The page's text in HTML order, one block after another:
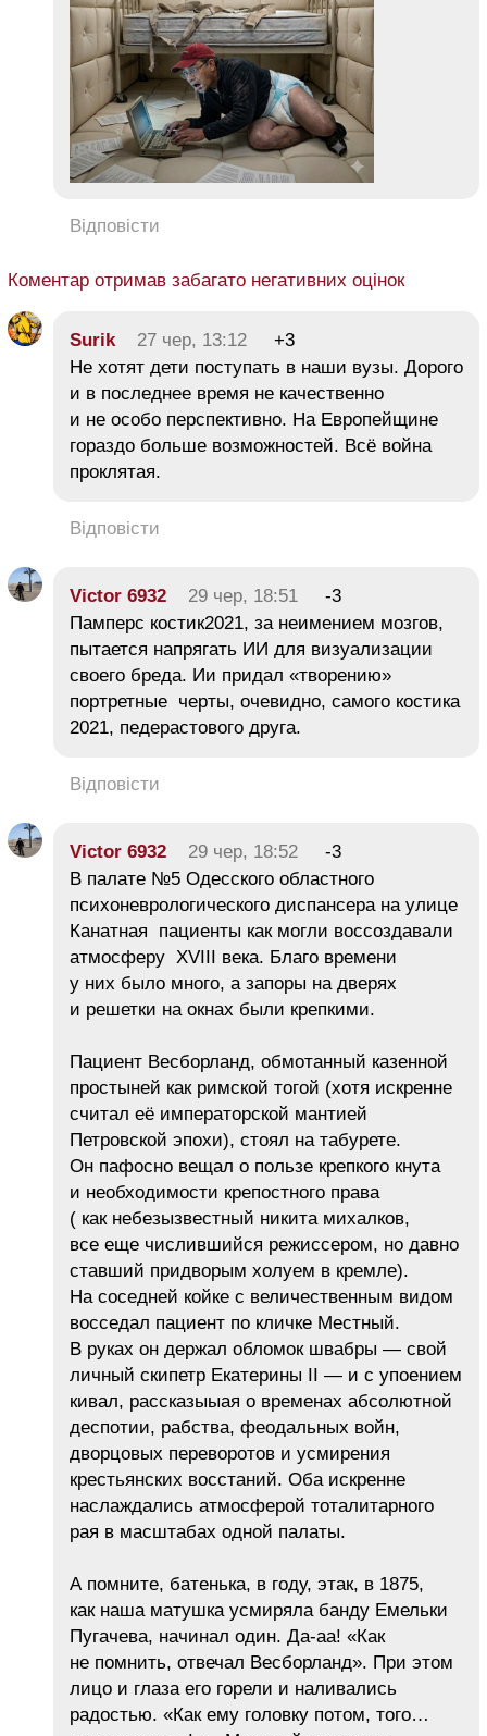
Відповісти
Коментар отримав забагато негативних оцінок
Surik 27 чер, 13:12
+3
Не хотят дети поступать в наши вузы. Дорого
и в последнее время не качественно
и не особо перспективно. На Европейщине
гораздо больше возможностей. Всё война
проклятая.
Відповісти
Victor 6932 29 чер, 18:51
-3
Памперс костик2021, за неимением мозгов,
пытается напрягать ИИ для визуализации
своего бреда. Ии придал «творению»
портретные черты, очевидно, самого костика
2021, педерастового друга.
Відповісти
Victor 6932 29 чер, 18:52
-3
В палате №5 Одесского областного
психоневрологического диспансера на улице
Канатная пациенты как могли воссоздавали
атмосферу XVIII века. Благо времени
у них было много, а запоры на дверях
и решетки на окнах были крепкими.
Пациент Весборланд, обмотанный казенной
простыней как римской тогой (хотя искренне
считал её императорской мантией
Петровской эпохи), стоял на табурете.
Он пафосно вещал о пользе крепкого кнута
и необходимости крепостного права
( как небезызвестный никита михалков,
все еще числившийся режиссером, но давно
ставший придворым холуем в кремле).
На соседней койке с величественным видом
восседал пациент по кличке Местный.
В руках он держал обломок швабры — свой
личный скипетр Екатерины II — и с упоением
кивал, рассказыыая о временах абсолютной
деспотии, рабства, феодальных войн,
дворцовых переворотов и усмирения
крестьянских восстаний. Оба искренне
наслаждались атмосферой тоталитарного
рая в масштабах одной палаты.
А помните, батенька, в году, этак, в 1875,
как наша матушка усмиряла банду Емельки
Пугачева, начинал один. Да-аа! «Как
не помнить, отвечал Весборланд». При этом
лицо и глаза его горели и наливались
радостью. «Как ему головку потом, того…